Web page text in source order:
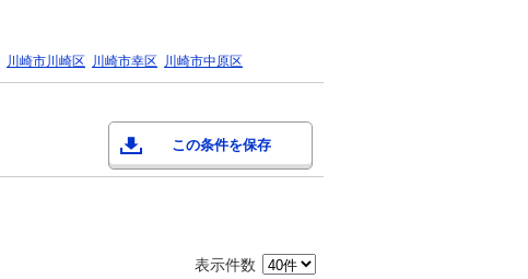
川崎市川崎区 川崎市幸区 川崎市中原区
この条件を保存
表示件数